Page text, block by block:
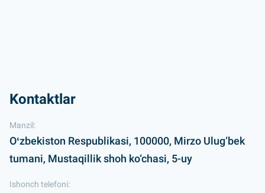
Kontaktlar
Manzil:
Oʻzbekiston Respublikasi, 100000, Mirzo Ulug‘bek
tumani, Mustaqillik shoh ko‘chasi, 5-uy
Ishonch telefoni: